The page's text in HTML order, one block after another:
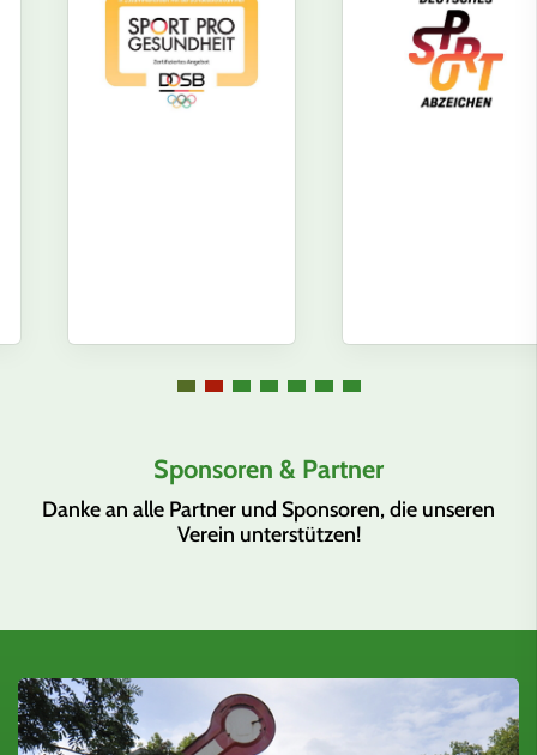
Sponsoren & Partner
Danke an alle Partner und Sponsoren, die unseren
Verein unterstützen!